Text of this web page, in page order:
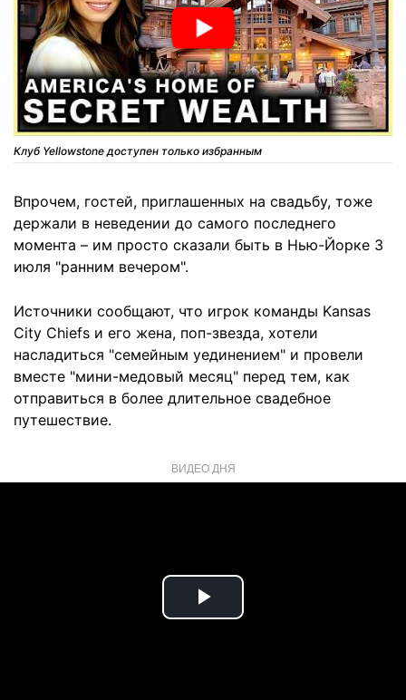
Клуб Yellowstone доступен только избранным
Впрочем, гостей, приглашенных на свадьбу, тоже
держали в неведении до самого последнего
момента – им просто сказали быть в Нью-Йорке 3
июля "ранним вечером".
Источники сообщают, что игрок команды Kansas
City Chiefs и его жена, поп-звезда, хотели
насладиться "семейным уединением" и провели
вместе "мини-медовый месяц" перед тем, как
отправиться в более длительное свадебное
путешествие.
ВИДЕО ДНЯ
Play